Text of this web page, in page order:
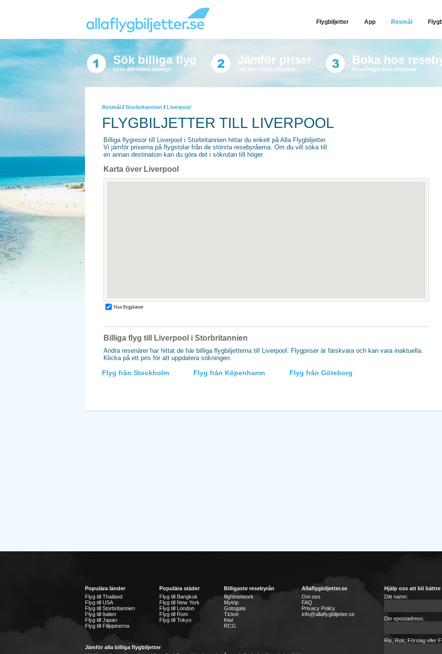
Flygbiljetter App Resmål
Sök billiga flyg
hitta ditt nästa äventyr
Jämför priser
välj den bästa biljetten
Boka hos
förverkliga dina drömmar
Resmål / Storbritannien / Liverpool
FLYGBILJETTER TILL LIVERPOOL
Billiga flygresor till Liverpool i Storbritannien hittar du enkelt på Alla Flygbiljetter.
Vi jämför priserna på flygstolar från de största resebyråerna. Om du vill söka till
en annan destination kan du göra det i sökrutan till höger.
Karta över Liverpool
Billiga flyg till Liverpool i Storbritannien
Andra resenärer har hittat de här billiga flygbiljetterna till Liverpool. Flygpriser är färskvara och kan vara inaktuella.
Klicka på ett pris för att uppdatera sökningen.
Flyg från Stockholm Flyg från Köpenhamn Flyg från Göteborg
Populära länder
Flyg till Thailand
Flyg till USA
Flyg till Storbritannien
Flyg till Italien
Flyg till Japan
Flyg till Filippinerna
Populära städer
Flyg till Bangkok
Flyg till New York
Flyg till London
Flyg till Rom
Flyg till Tokyo
Billigaste resebyrån
flightnetwork
Mytrip
Gotogate
Ticket
Kiwi
RCG
Allaflygbiljetter.se
Om oss
FAQ
Privacy Policy
info@allaflygbiljetter.se
Jämför alla billiga flygbiljetter
Hjälp oss att bli bättre
Ditt namn:
Din epostadress:
Ris, Ros, Förslag eller